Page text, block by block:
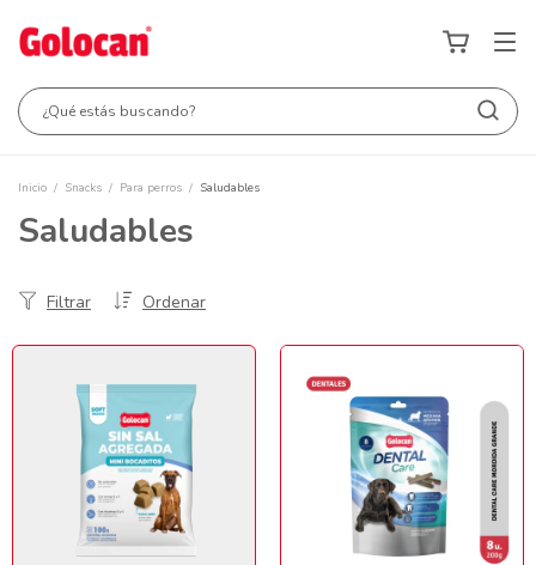
Inicio / Snacks / Para perros / Saludables
Saludables
Ordenar
Filtrar